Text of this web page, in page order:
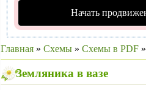
Начать
Главная » Схемы » Схемы в PDF
Земляника в вазе